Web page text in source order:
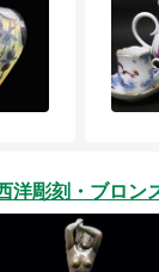
洋彫刻・ブロン